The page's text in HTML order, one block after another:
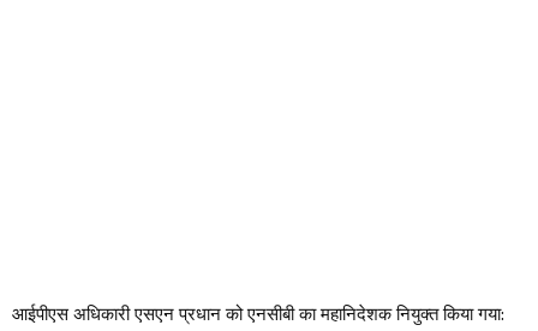
आईपीएस अधिकारी एसएन प्रधान को एनसीबी का महानिदेशक नियुक्त किया गया: